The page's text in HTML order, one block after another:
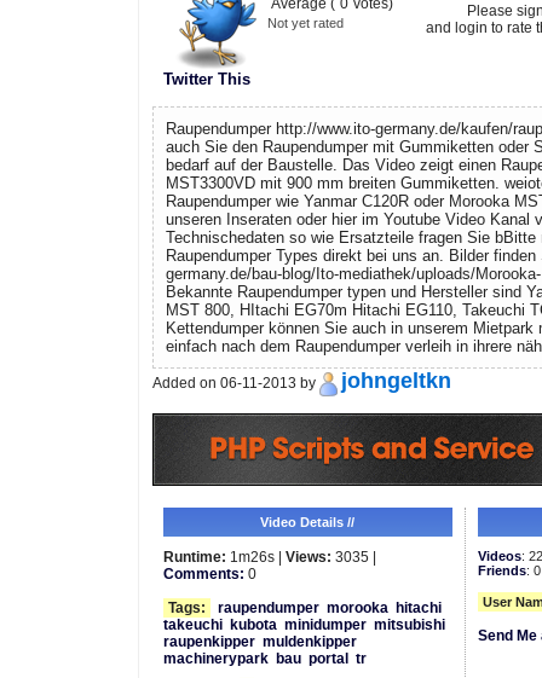
Twitter This
Average ( 0 votes)
Not yet rated
Please
and login to rate
Raupendumper http://www.ito-germany.de/kaufen/
auch Sie den Raupendumper mit Gummiketten oder
bedarf auf der Baustelle. Das Video zeigt einen
MST3300VD mit 900 mm breiten Gummiketten.
Raupendumper wie Yanmar C120R oder Morooka
unseren Inseraten oder hier im Youtube Video Kanal
Technischedaten so wie Ersatzteile fragen Sie bBitte
Raupendumper Types direkt bei uns an. Bilder
germany.de/bau-blog/Ito-mediathek/uploads/
Bekannte Raupendumper typen und Hersteller sind
MST 800, HItachi EG70m Hitachi EG110, Takeuchi
Kettendumper können Sie auch in unserem Mietpark
einfach nach dem Raupendumper verleih in ihrere
Added on 06-11-2013 by johngeltkn
Video Details //
Runtime: 1m26s | Views: 3035 |
Comments: 0
Tags:
raupendumper morooka
hitachi
takeuchi
kubota minidumper mitsubishi
raupenkipper muldenkipper
machinerypark
bau portal
tr
Videos:
Friends: 0
User
Send